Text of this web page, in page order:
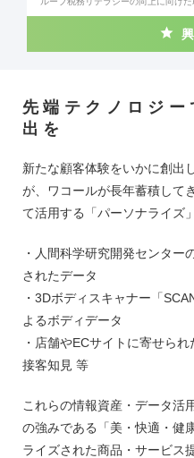
先端テクノロジー
出を
新たな顧客体験をいかに創出
が、ワコールが長年蓄積して
て活用する「パーソナライズ
・人間科学研究開発センター
されたデータ
・3Dボディスキャナー「
よるボディデータ
・店舗やECサイトに寄せら
接客知見 等
これらの情報資産・データ活
の強みである「美・快適・健
ライズされた商品・サービス